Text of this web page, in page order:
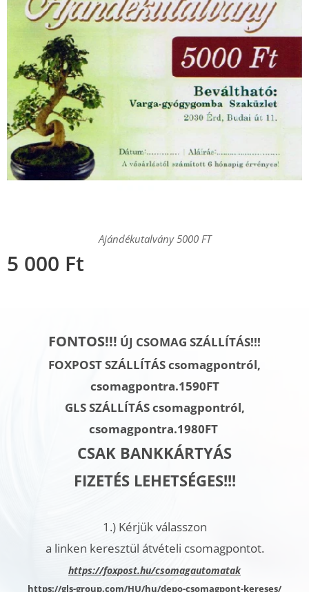
Ajándékutalvány 5000 FT
5 000 Ft
FONTOS!!! ÚJ CSOMAG SZÁLLÍTÁS!!!
FOXPOST SZÁLLÍTÁS csomagpontról,
csomagpontra.1590FT
GLS SZÁLLÍTÁScsomagpontról,
csomagpontra.1980FT
CSAK BANKKÁRTYÁS
FIZETÉS LEHETSÉGES!!!
1.)Kérjük válasszon
a linken keresztül átvételi csomagpontot.
https://foxpost.hu/csomagautomatak
https://gls-group.com/HU/hu/depo-csomagpont-kereses/